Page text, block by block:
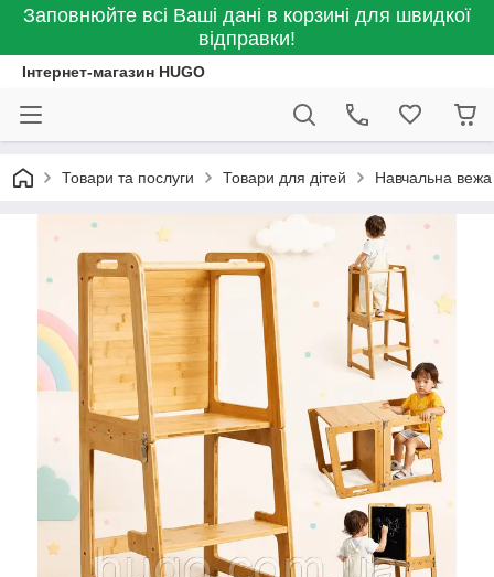
Заповнюйте всі Ваші дані в корзині для швидкої
відправки!
Інтернет-магазин HUGO
Товари та послуги Товари для дітей Навчальна